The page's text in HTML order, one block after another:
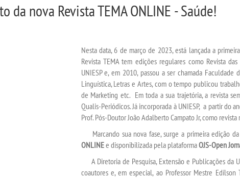
da nova Revista TEMA ONLINE - Saúde!
Nesta data, 6 de março de 2023, está lançada a
Revista TEMA tem edições regulares como Revista
UNIESP e, em 2010, passou a ser chamada
Linguística, Letras e Artes, com o tempo publicou
de Marketing etc. Em toda a sua trajetória, a revista
Qualis-Periódicos. Já incorporada à UNIESP, a partir do
Prof. Pós-Doutor João Adalberto Campato Jr, como
Marcando sua nova fase, surge a primeira edição da
ONLINEe disponibilizada pela plataformaOJS-Open
A Diretoria de Pesquisa, Extensão e Publicações da
coautores e, em especial, ao Professor Mestre